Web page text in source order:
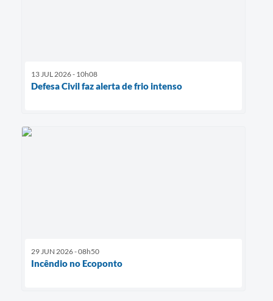
13 JUL 2026 - 10h08
Defesa Civil faz alerta de frio intenso
29 JUN 2026 - 08h50
Incêndio no Ecoponto